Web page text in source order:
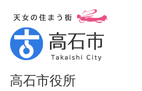
高石市役所